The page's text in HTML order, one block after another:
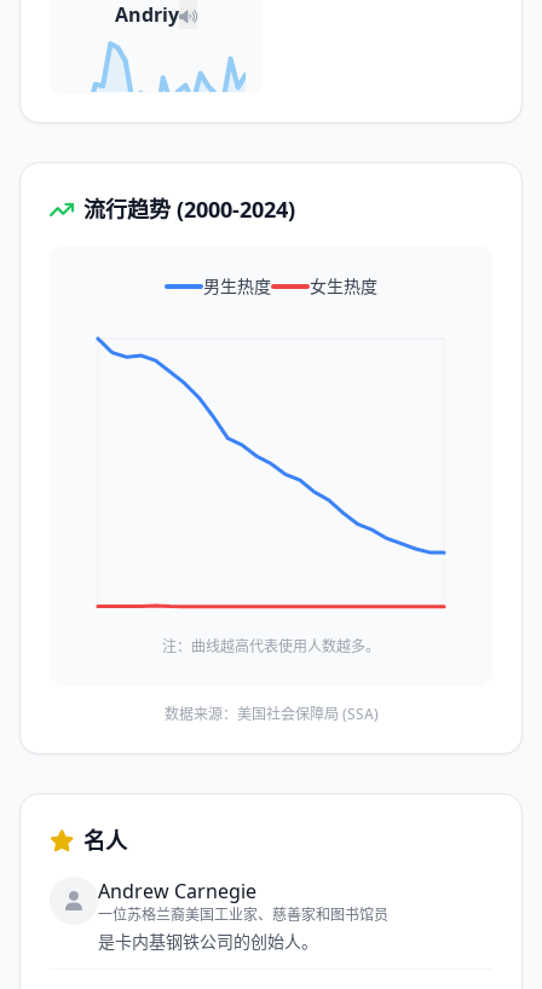
Andriy
流行趋势 (2000-2024)
男生热度 女生热度
注：曲线越高代表使用人数越多。
数据来源：美国社会保障局 (SSA)
名人
Andrew Carnegie
一位苏格兰裔美国工业家、慈善家和图书馆员
是卡内基钢铁公司的创始人。